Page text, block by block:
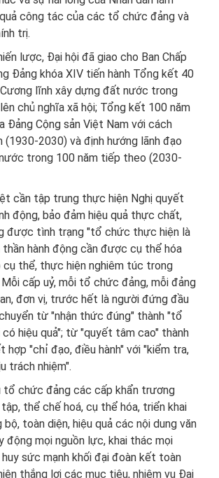
công tác của các tổ chức đảng và
trị.
lược, Đại hội đã giao cho Ban Chấp
Đảng khóa XIV tiến hành Tổng kết 40
lĩnh xây dựng đất nước trong
chủ nghĩa xã hội; Tổng kết 100 năm
Đảng Cộng sản Việt Nam với cách
(1930-2030) và định hướng lãnh đạo
trong 100 năm tiếp theo (2030-
cần tập trung thực hiện Nghị quyết
động, bảo đảm hiệu quả thực chất,
được tình trạng "tổ chức thực hiện là
thần hành động cần được cụ thể hóa
cụ thể, thực hiện nghiêm túc trong
cấp uỷ, mỗi tổ chức đảng, mỗi đảng
đơn vị, trước hết là người đứng đầu
từ "nhận thức đúng" thành "tổ
hiệu quả"; từ "quyết tâm cao" thành
hợp "chỉ đạo, điều hành" với "kiểm tra,
trách nhiệm".
tổ chức đảng các cấp khẩn trương
thể chế hoá, cụ thể hóa, triển khai
toàn diện, hiệu quả các nội dung văn
động mọi nguồn lực, khai thác mọi
sức mạnh khối đại đoàn kết toàn
thắng lợi các mục tiêu, nhiệm vụ Đại